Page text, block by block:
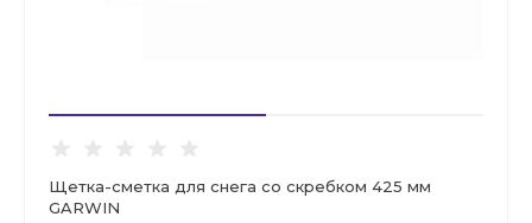
Щетка-сметка для снега со скребком 425 мм
GARWIN